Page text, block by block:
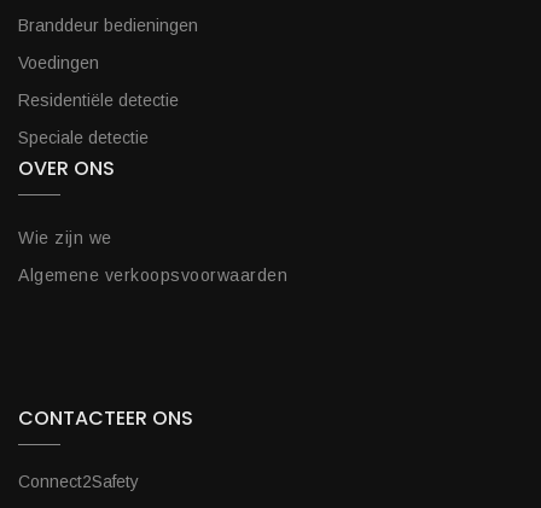
Branddeur bedieningen
Voedingen
Residentiële detectie
Speciale detectie
OVER ONS
Wie zijn we
Algemene verkoopsvoorwaarden
CONTACTEER ONS
Connect2Safety